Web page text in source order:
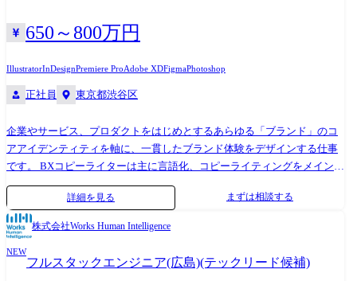
650～800万円
IllustratorInDesignPremiere ProAdobe XDFigmaPhotoshop
正社員 東京都渋谷区
企業やサービス、プロダクトをはじめとするあらゆる「ブランド」のコ
アアイデンティティを軸に、一貫したブランド体験をデザインする仕事
です。 BXコピーライターは主に言語化、コピーライティングをメインに
担当します。 ⚫︎クライアントインタビューやワークショップのまとめ、
分析、考察と、その内容を踏まえた言語化、コンセプト立案 ⚫︎コアアイ
デンティティやナラティブの言語化、ブランドスローガンやステートメ
ントのコピーライティング ⚫︎インタビュー設計、実施 ⚫︎ワークショップ
設計、ファシリテーション など ●メンバー ブランドエクスペリエンス
をケイパビリティとしている、BXチームは現在8名のメンバーが所属し
詳細を見る まずは相談する
株式会社Works Human Intelligence
NEW
フルスタックエンジニア(広島)(テックリード候補)